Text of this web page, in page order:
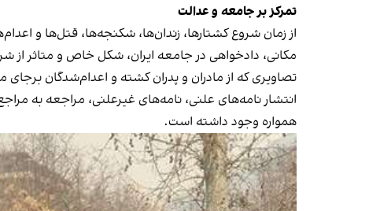
تمرکز بر جامعه و عدالت
از زمان شروع کشتارها، زندان‌ها، شکنجه‌ها، قتل‌ها و
مکانی، دادخواهی در جامعه ایران، شکل خاص و متاثر
تصاویری که از مادران و پدران کشته و اعدام‌شدگان
انتشار نامه‌های علنی، نامه‌های غیرعلنی، مراجعه به
همواره وجود داشته است.